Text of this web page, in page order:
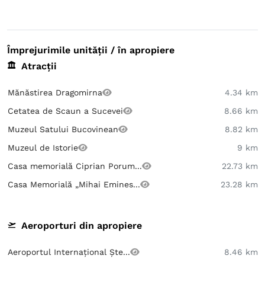
Împrejurimile unității / în apropiere
Atracții
Mănăstirea Dragomirna
4.34 km
Cetatea de Scaun a Sucevei
8.66 km
Muzeul Satului Bucovinean
8.82 km
Muzeul de Istorie
9 km
Casa memorială Ciprian Porum...
22.73 km
Casa Memorială „Mihai Emines...
23.28 km
Aeroporturi din apropiere
Aeroportul Internațional Ște... 8.46 km